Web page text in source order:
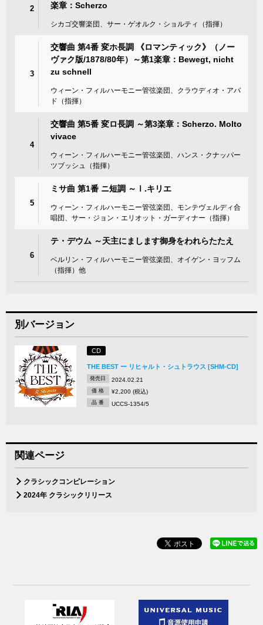
2
楽章：Scherzo
シカゴ交響楽団、サー・ゲオルク・ショルティ（指揮）
3
交響曲 第4番 変ホ長調 《ロマンティック》（ノー
ヴァク版/1878/80年）～第1楽章：Bewegt, nicht
zu schnell
ウィーン・フィルハーモニー管弦楽団、クラウディオ・アバ
ド（指揮）
4
交響曲 第5番 変ロ長調 ～第3楽章：Scherzo. Molto
vivace
ウィーン・フィルハーモニー管弦楽団、ハンス・クナッパー
ツブッシュ（指揮）
5
ミサ曲 第1番 ニ短調 ～Ⅰ.キリエ
ウィーン・フィルハーモニー管弦楽団、モンテヴェルディ合
唱団、サー・ジョン・エリオット・ガーディナー（指揮）
6
テ・デウム ～天主にまします御身をわれらたたえ
ベルリン・フィルハーモニー管弦楽団、オイゲン・ヨッフム
（指揮）他
別バージョン
CD
THE BEST ー リヒャルト・シュトラウス [SHM-CD]
発売日 2024.02.21
価 格 ¥2,200 (税込)
品 番 UCCS-1354/5
関連ページ
クラシックコンピレーション
2024年 クラシックリリース